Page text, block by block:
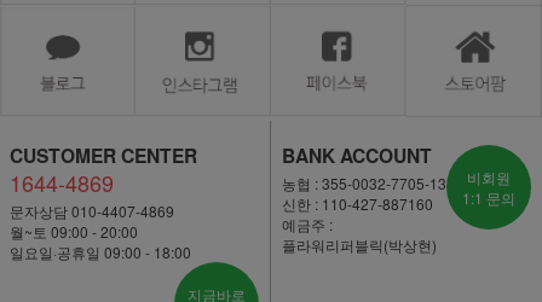
CUSTOMER CENTER
1644-4869
문자상담 010-4407-4869
월~토 09:00 - 20:00
일요일·공휴일 09:00 - 18:00
지금바로
BANK ACCOUNT
농협 : 355-0032-7705-13
신한 : 110-427-887160
예금주 :
플라워리퍼블릭(박상현)
비회원
1:1 문의